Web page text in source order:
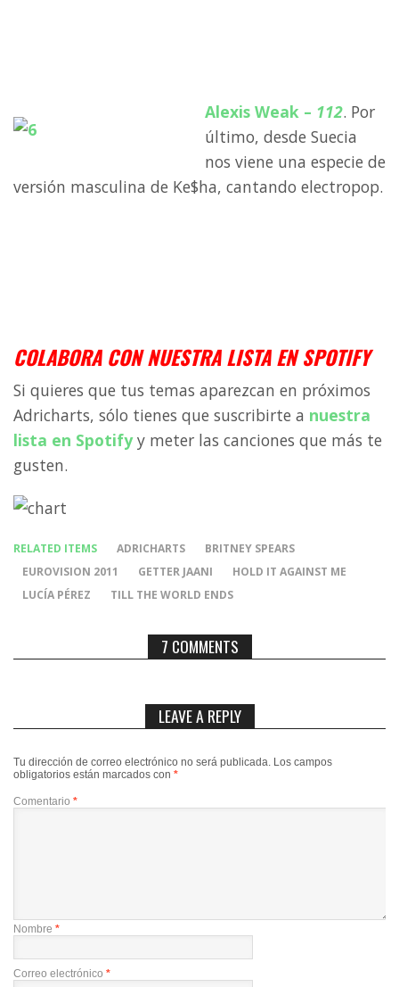
Alexis Weak – 112. Por
último, desde Suecia
nos viene una especie de
versión masculina de Ke$ha, cantando electropop.
COLABORA CON NUESTRA LISTA EN SPOTIFY
Si quieres que tus temas aparezcan en próximos
Adricharts, sólo tienes que suscribirte a nuestra
lista en Spotifyy meter las canciones que más te
gusten.
RELATED ITEMS ADRICHARTS
BRITNEY SPEARS
EUROVISION 2011
GETTER JAANI
HOLD IT AGAINST ME
LUCÍA PÉREZ
TILL THE WORLD ENDS
7 COMMENTS
LEAVE A REPLY
Tu dirección de correo electrónico no será publicada. Los campos
obligatorios están marcados con *
Comentario *
Nombre *
Correo electrónico *